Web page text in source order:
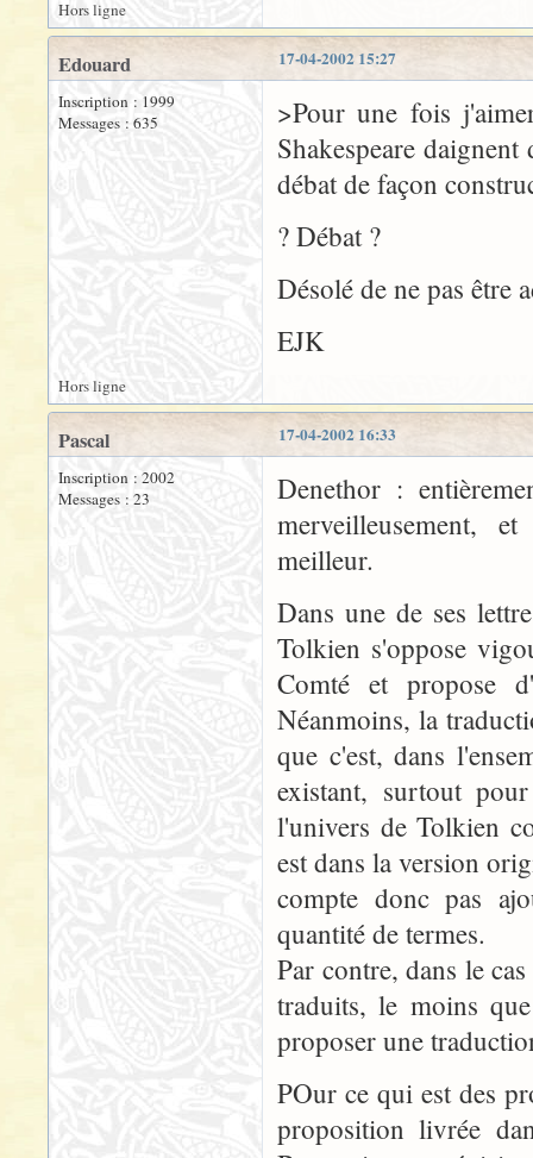
Hors ligne
17-04-2002 15:27
Edouard
Inscription : 1999
Messages : 635
>Pour une fois
Shakespeare
débat de façon
? Débat ?
Désolé de ne pas être
EJK
Hors ligne
17-04-2002 16:33
Pascal
Inscription : 2002
Messages : 23
Denethor :
merveilleusement,
meilleur.
Dans une de ses
Tolkien s'oppose
Comté et propose
Néanmoins, la
que c'est, dans
existant, surtout
l'univers de Tolkien
est dans la version
compte donc pas
quantité de termes.
Par contre, dans le
traduits, le moins
proposer une
POur ce qui est des
proposition livrée